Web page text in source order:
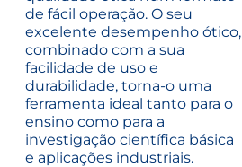
de fácil operação. O seu
excelente desempenho ótico,
combinado com a sua
facilidade de uso e
durabilidade, torna-o uma
ferramenta ideal tanto para o
ensino como para a
investigação científica básica
e aplicações industriais.